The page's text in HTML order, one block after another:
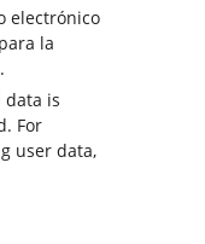
electrónico
la
data is
For
user data,